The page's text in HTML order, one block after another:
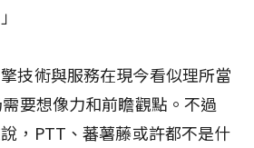
技術與服務在現今看似理所當
要想像力和前瞻觀點。不過
，PTT、蕃薯藤或許都不是什